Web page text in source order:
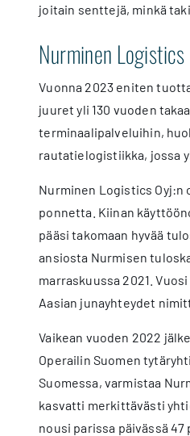
joitain senttejä, minkä
Nurminen Logistics
Vuonna 2023 eniten
juuret yli 130 vuoden
terminaalipalveluihin,
rautatielogistiikka, jossa
Nurminen Logistics Oyj:n
ponnetta. Kiinan
pääsi takomaan hyvää
ansiosta Nurmisen
marraskuussa 2021.
Aasian junayhteydet
Vaikean vuoden 2022
Operailin Suomen
Suomessa, varmistaa
kasvatti merkittävästi
nousi parissa päivässä